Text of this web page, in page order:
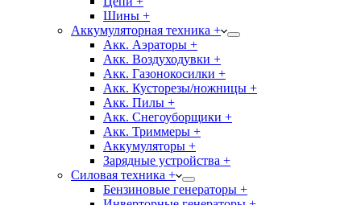
Шины +
Аккумуляторная техника +
Акк. Аэраторы +
Акк. Воздуходувки +
Акк. Газонокосилки +
Акк. Кусторезы/ножницы +
Акк. Пилы +
Акк. Снегоуборщики +
Акк. Триммеры +
Аккумуляторы +
Зарядные устройства +
Силовая техника +
Бензиновые генераторы +